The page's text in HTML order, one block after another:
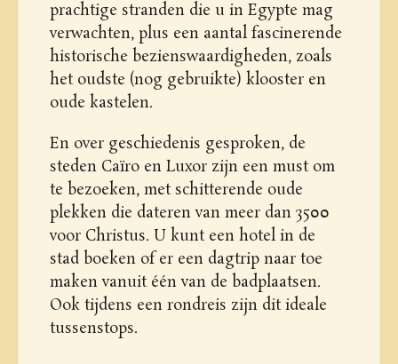
prachtige stranden die u in Egypte mag
verwachten, plus een aantal fascinerende
historische bezienswaardigheden, zoals
het oudste (nog gebruikte) klooster en
oude kastelen.
En over geschiedenis gesproken, de
steden Caïro en Luxor zijn een must om
te bezoeken, met schitterende oude
plekken die dateren van meer dan 3500
voor Christus. U kunt een hotel in de
stad boeken of er een dagtrip naar toe
maken vanuit één van de badplaatsen.
Ook tijdens een rondreis zijn dit ideale
tussenstops.